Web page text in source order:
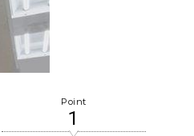
Point
1